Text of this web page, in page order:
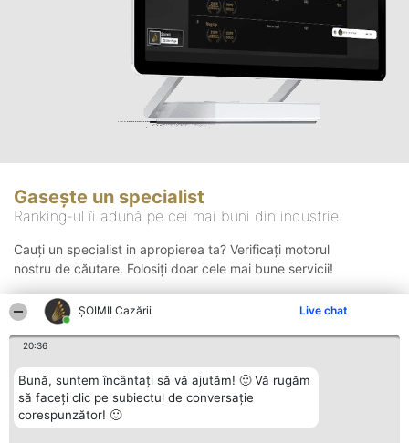
ȘOIMII Cazării Live chat
20:36
Bună, suntem încântați să vă ajutăm! 🙂 Vă rugăm
să faceți clic pe subiectul de conversație
corespunzător! 🙂
Gasește un specialist
Ranking-ul îi adună pe cei mai buni din industrie
Cauți un specialist in apropierea ta? Verificați motorul
nostru de căutare. Folosiți doar cele mai bune servicii!